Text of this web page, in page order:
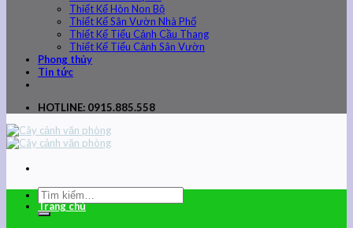
Thiết Kế Hòn Non Bộ
Thiết Kế Sân Vườn Nhà Phố
Thiết Kế Tiểu Cảnh Cầu Thang
Thiết Kế Tiểu Cảnh Sân Vườn
Phong thủy
Tin tức
HOTLINE: 0915.885.558
Trang chủ